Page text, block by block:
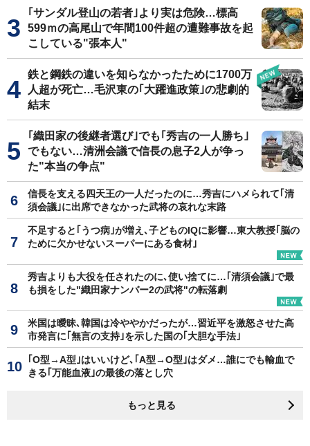
｢サンダル登山の若者｣より実は危険…標高
599ｍの高尾山で年間100件超の遭難事故を起
こしている"張本人"
鉄と鋼鉄の違いを知らなかったために1700万
人超が死亡…毛沢東の｢大躍進政策｣の悲劇的
結末
｢織田家の後継者選び｣でも｢秀吉の一人勝ち｣
でもない…清洲会議で信長の息子2人が争っ
た"本当の争点"
信長を支える四天王の一人だったのに…秀吉にハメられて｢清
須会議｣に出席できなかった武将の哀れな末路
不足すると｢うつ病｣が増え､子どものIQに影響…東大教授｢脳の
ために欠かせないスーパーにある食材｣
秀吉よりも大役を任されたのに､使い捨てに…｢清須会議｣で最
も損をした"織田家ナンバー2の武将"の転落劇
米国は曖昧､韓国は冷ややかだったが…習近平を激怒させた高
市発言に｢無言の支持｣を示した国の｢大胆な手法｣
｢O型→A型｣はいいけど､｢A型→O型｣はダメ…誰にでも輸血で
きる｢万能血液｣の最後の落とし穴
もっと見る